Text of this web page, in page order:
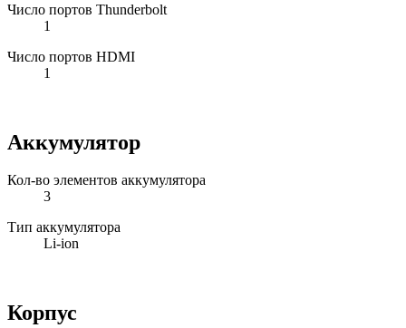
Число портов Thunderbolt
1
Число портов HDMI
1
Аккумулятор
Кол-во элементов аккумулятора
3
Тип аккумулятора
Li-ion
Корпус